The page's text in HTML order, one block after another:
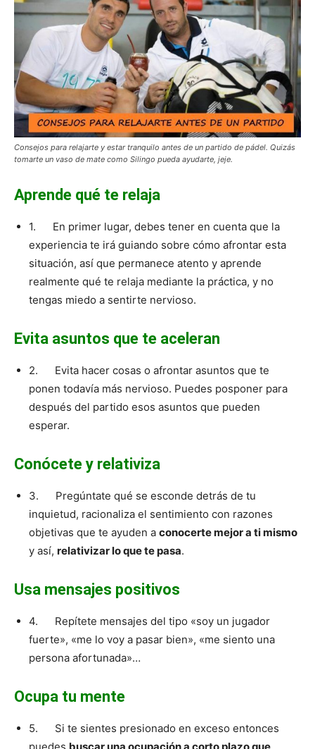
Consejos para relajarte y estar tranquilo antes de un partido de pádel. Quizás
tomarte un vaso de mate como Silingo pueda ayudarte, jeje.
Aprende qué te relaja
1. En primer lugar, debes tener en cuenta que la
experiencia te irá guiando sobre cómo afrontar esta
situación, así que permanece atento y aprende
realmente qué te relaja mediante la práctica, y no
tengas miedo a sentirte nervioso.
Evita asuntos que te aceleran
2. Evita hacer cosas o afrontar asuntos que te
ponen todavía más nervioso. Puedes posponer para
después del partido esos asuntos que pueden
esperar.
Conócete y relativiza
3. Pregúntate qué se esconde detrás de tu
inquietud, racionaliza el sentimiento con razones
objetivas que te ayuden a conocerte mejor a ti mismo
y así, relativizar lo que te pasa.
Usa mensajes positivos
4. Repítete mensajes del tipo «soy un jugador
fuerte», «me lo voy a pasar bien», «me siento una
persona afortunada»…
Ocupa tu mente
5. Si te sientes presionado en exceso entonces